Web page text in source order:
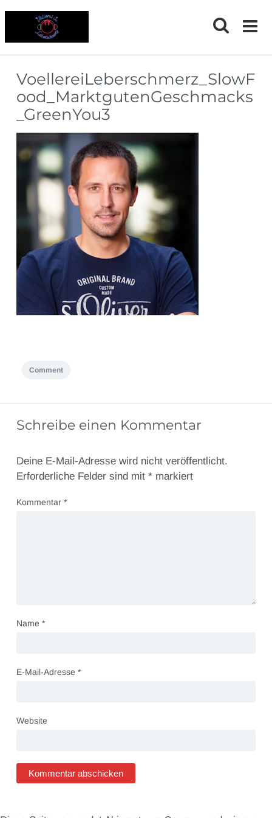
VoellereiLeberschmerz_SlowF
ood_MarktgutenGeschmacks
_GreenYou3
Comment
Schreibe einen Kommentar
Deine E-Mail-Adresse wird nicht veröffentlicht.
Erforderliche Felder sind mit *markiert
Kommentar *
Name *
E-Mail-Adresse *
Website